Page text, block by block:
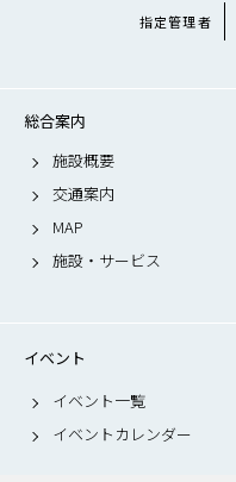
指定管理者
総合案内
施設概要
交通案内
MAP
施設・サービス
イベント
イベント一覧
イベントカレンダー